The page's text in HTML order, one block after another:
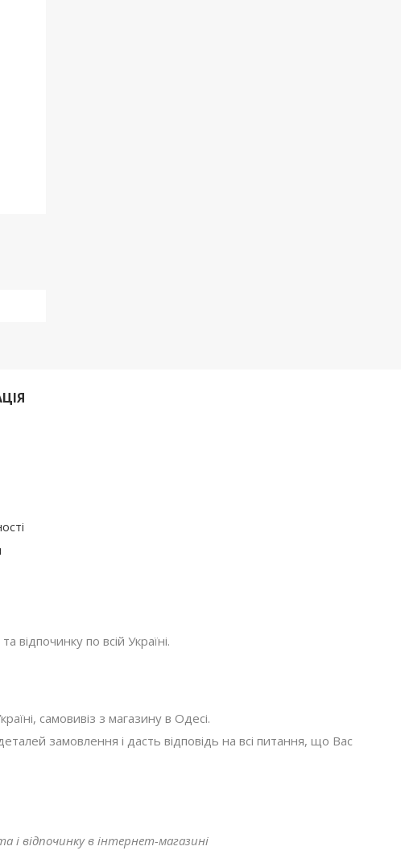
відпочинку по всій Україні.
самовивіз з магазину в Одесі.
замовлення і дасть відповідь на всі питання, що Вас
і відпочинку в інтернет-магазині